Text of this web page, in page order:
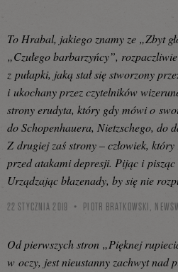
To Hrabal, jakiego znamy ze „Zbyt
„Czułego barbarzyńcy”,
z pułapki, jaką stał się stworzony
i ukochany przez czytelników
strony erudyta, który gdy mówi o
do Schopenhauera, Nietzschego, do
Z drugiej zaś strony – człowiek,
przed atakami depresji. Pijąc i
Urządzając błazenady, by się nie
22 STYCZNIA 2019 PIOTR BRATKOWSKI,
Od pierwszych stron „Pięknej
w oczy, jest nieustanny zachwyt nad